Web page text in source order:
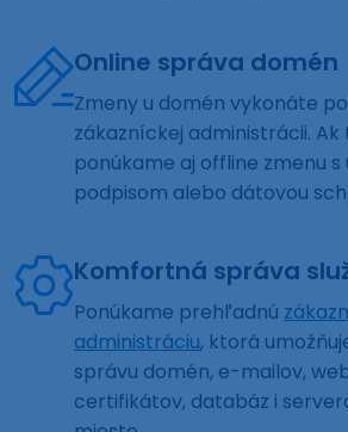
Online správa domén
Zmeny u domén vykonáte
zákazníckej administrácii. Ak
ponúkame aj offline zmenu
podpisom alebo dátovou
Komfortná správa
Ponúkame prehľadnú
administráciu, ktorá
správu domén, e-mailov,
certifikátov, databáz i